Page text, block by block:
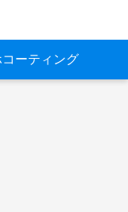
コーティング